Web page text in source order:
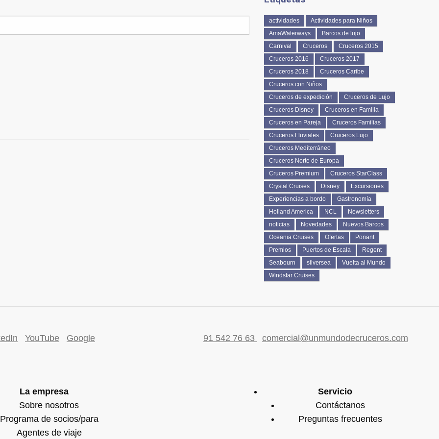
actividades
Actividades para Niños
AmaWaterways
Barcos de lujo
Carnival
Cruceros
Cruceros 2015
Cruceros 2016
Cruceros 2017
Cruceros 2018
Cruceros Caribe
Cruceros con Niños
Cruceros de expedición
Cruceros de Lujo
Cruceros Disney
Cruceros en Familia
Cruceros en Pareja
Cruceros Familias
Cruceros Fluviales
Cruceros Lujo
Cruceros Mediterráneo
Cruceros Norte de Europa
Cruceros Premium
Cruceros StarClass
Crystal Cruises
Disney
Excursiones
Experiencias a bordo
Gastronomía
Holland America
NCL
Newsletters
noticias
Novedades
Nuevos Barcos
Oceania Cruises
Ofertas
Ponant
Premios
Puertos de Escala
Regent
Seabourn
silversea
Vuelta al Mundo
Windstar Cruises
YouTube Google 91 542 76 63 comercial@unmundodecruceros.com
La empresa
Sobre nosotros
Programa de socios/para
Agentes de viaje
Servicio
Contáctanos
Preguntas frecuentes